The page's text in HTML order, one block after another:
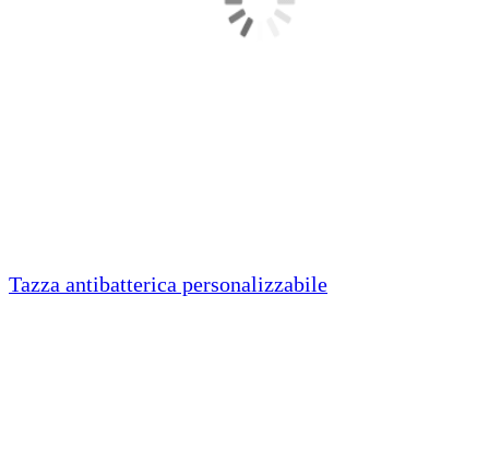
Tazza antibatterica personalizzabile